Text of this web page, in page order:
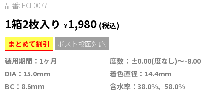
品番: ECL0077
1箱2枚入り ¥1,980 (税込)
まとめて割引
ポスト投函対応
装用期間：1ヶ月
度数：±0.00(度なし)～-8.00
DIA：15.0mm
着色直径：14.4mm
BC：8.6mm
含水率：38.0%、58.0%